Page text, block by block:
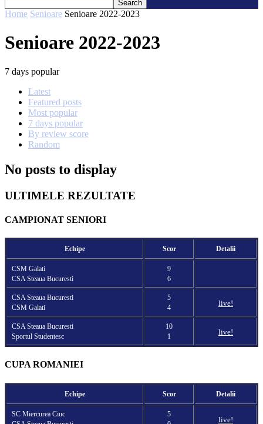
Home Senioare Senioare 2022-2023
Senioare 2022-2023
7 days popular
Latest
Featured posts
Most popular
7 days popular
By review score
Random
No posts to display
ULTIMELE REZULTATE
CAMPIONAT SENIORI
Echipe Scor Detalii
CSM Galati
CSA Steaua Bucuresti
9
6
CSA Steaua Bucuresti
CSM Galati
5
4
live!
CSA Steaua Bucuresti
Sportul Studentesc
10
1
live!
CUPA ROMANIEI
Echipe Scor Detalii
SC Miercurea Ciuc
5
live!